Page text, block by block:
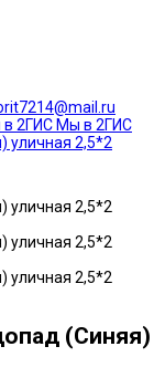
Мы в 2ГИС
(Синяя)